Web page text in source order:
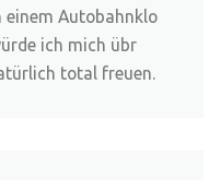
einem Autobahnklo
ich mich übr
total freuen.